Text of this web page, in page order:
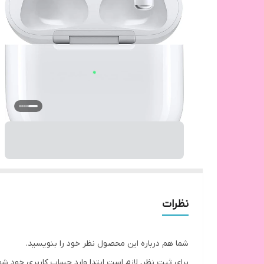
نظرات
شما هم درباره این محصول نظر خود را بنویسید.